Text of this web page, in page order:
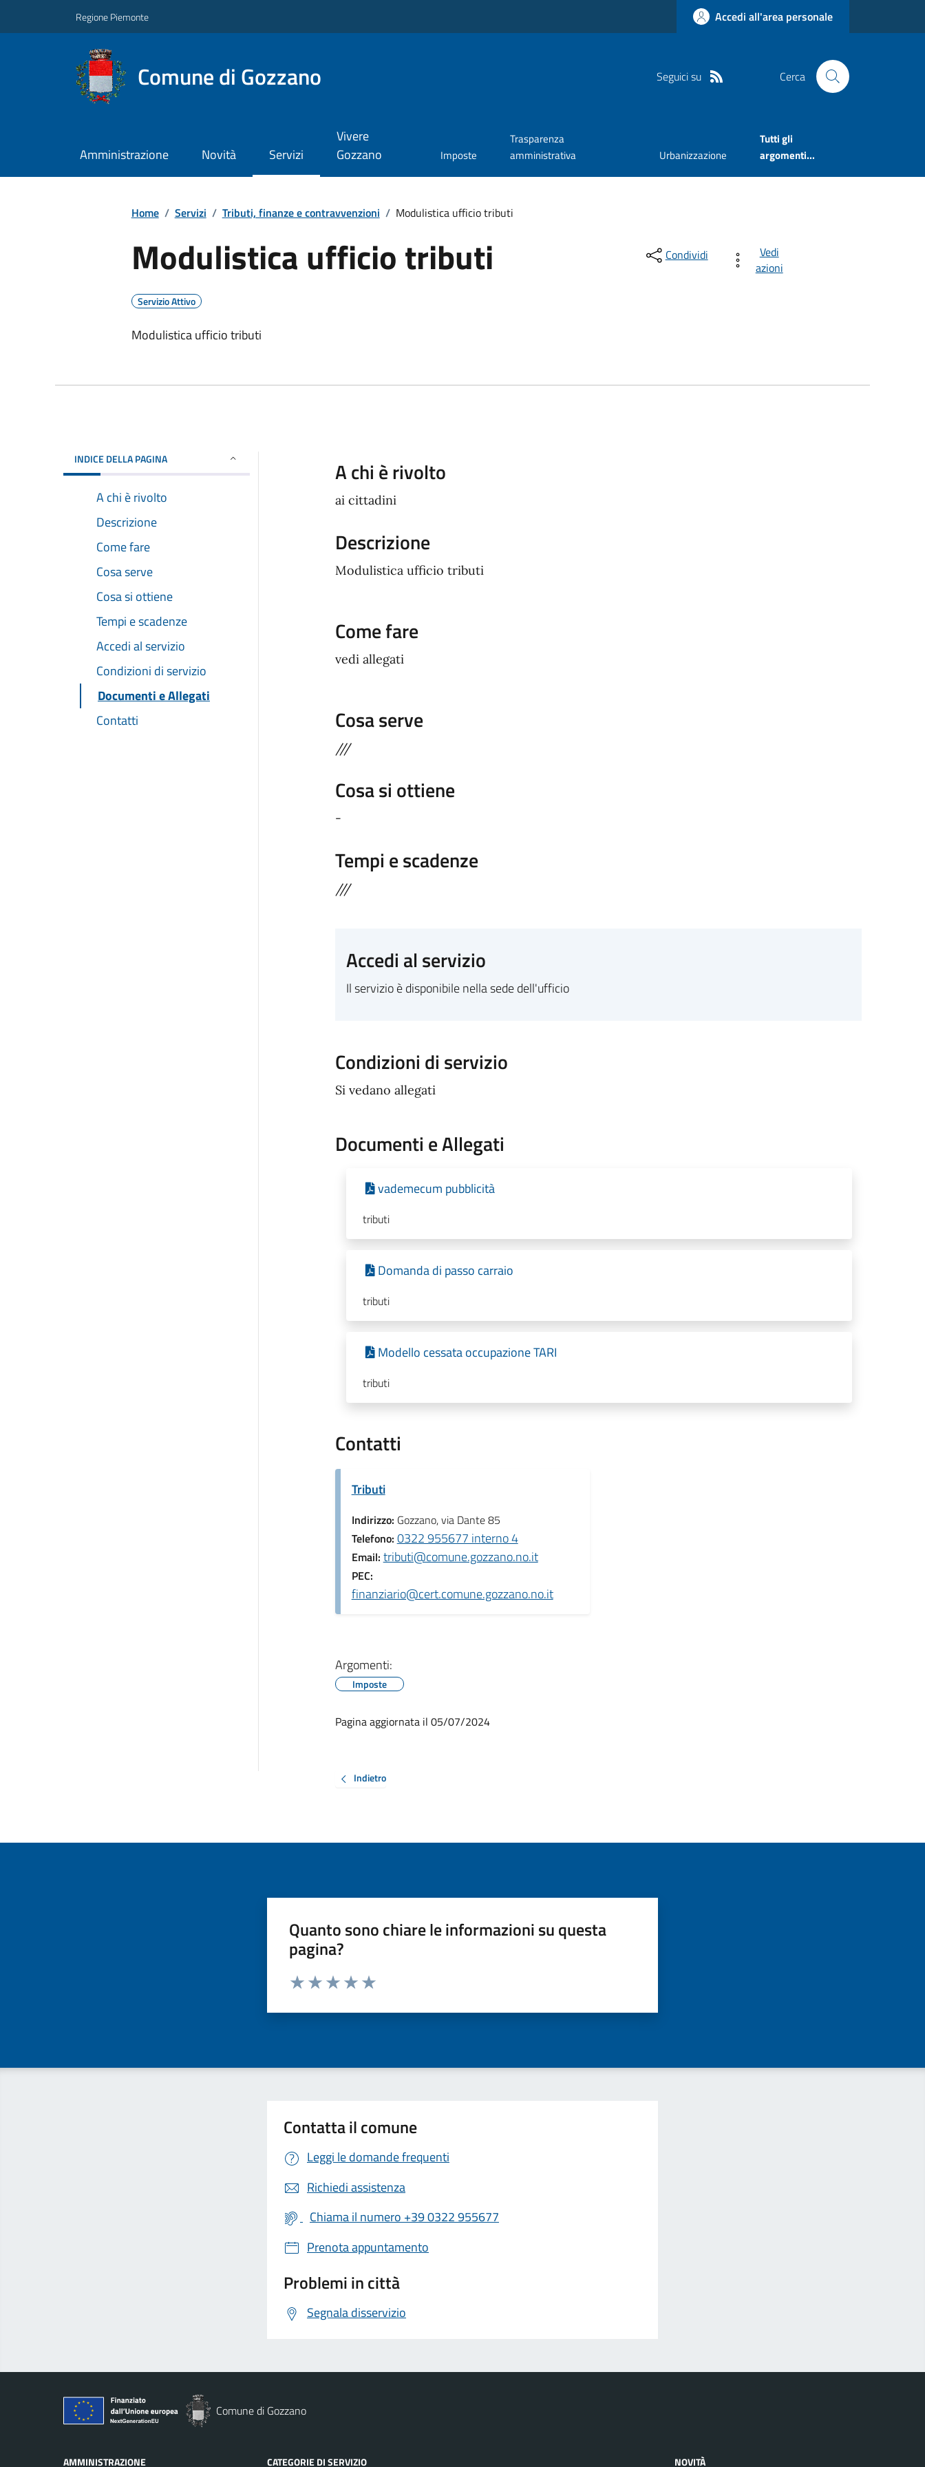
Regione Piemonte Accedi all'area personale
Comune di Gozzano Seguici su Cerca
Amministrazione Novità Servizi
Vivere
Gozzano
Imposte
Trasparenza
amministrativa
Urbanizzazione
Tutti gli
argomenti...
Home / Servizi / Tributi, finanze e contravvenzioni / Modulistica ufficio tributi
Modulistica ufficio tributi
Servizio Attivo
Modulistica ufficio tributi
Condividi
Vedi
azioni
INDICE DELLA PAGINA
A chi è rivolto
Descrizione
Come fare
Cosa serve
Cosa si ottiene
Tempi e scadenze
Accedi al servizio
Condizioni di servizio
Documenti e Allegati
Contatti
A chi è rivolto
ai cittadini
Descrizione
Modulistica ufficio tributi
Come fare
vedi allegati
Cosa serve
///
Cosa si ottiene
-
Tempi e scadenze
///
Accedi al servizio
Il servizio è disponibile nella sede dell'ufficio
Condizioni di servizio
Si vedano allegati
Documenti e Allegati
vademecum pubblicità
tributi
Domanda di passo carraio
tributi
Modello cessata occupazione TARI
tributi
Contatti
Tributi
Indirizzo: Gozzano, via Dante 85
Telefono:0322 955677 interno 4
Email:tributi@comune.gozzano.no.it
PEC:
finanziario@cert.comune.gozzano.no.it
Argomenti:
Imposte
Pagina aggiornata il 05/07/2024
Indietro
Quanto sono chiare le informazioni su questa
pagina?
Valuta da 1 a 5 stelle la pagina
Contatta il comune
Leggi le domande frequenti
Richiedi assistenza
Chiama il numero +39 0322 955677
Prenota appuntamento
Problemi in città
Segnala disservizio
Comune di Gozzano
AMMINISTRAZIONE CATEGORIE DI SERVIZIO NOVITÀ